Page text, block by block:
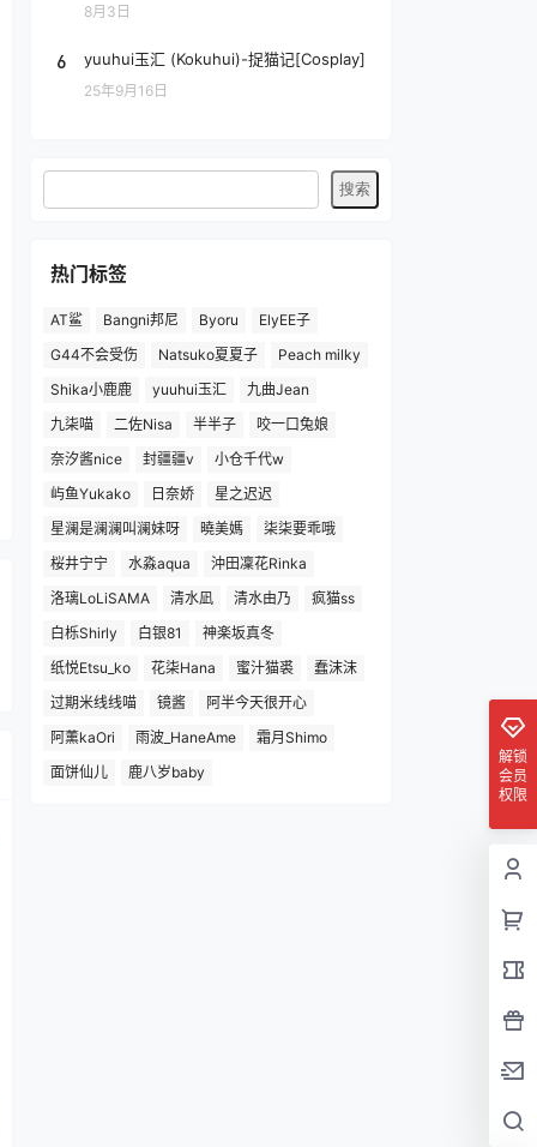
8月3日
6 yuuhui玉汇 (Kokuhui)-捉猫记[Cosplay]
25年9月16日
热门标签
AT鲨 Bangni邦尼 Byoru
ElyEE子
G44不会受伤
Natsuko夏夏子
Peach milky
Shika小鹿鹿
yuuhui玉汇
九曲Jean
九柒喵
二佐Nisa 半半子
咬一口兔娘
奈汐酱nice
封疆疆v
小仓千代w
屿鱼Yukako
日奈娇
星之迟迟
星澜是澜澜叫澜妹呀
曉美媽
柒柒要乖哦
桜井宁宁
水淼aqua
沖田凜花Rinka
洛璃LoLiSAMA
清水凪 清水由乃
疯猫ss
白栎Shirly
白银81
神楽坂真冬
纸悦Etsu_ko
花柒Hana 蜜汁猫裘
蠢沫沫
过期米线线喵
镜酱
阿半今天很开心
阿薰kaOri
雨波_HaneAme
霜月Shimo
面饼仙儿
鹿八岁baby
解锁
会员
权限